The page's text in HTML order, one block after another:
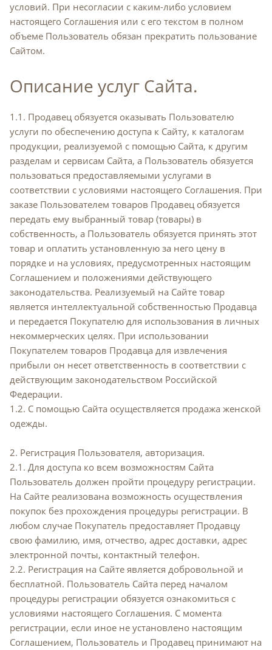
условий. При несогласии с каким-либо условием
настоящего Соглашения или с его текстом в полном
объеме Пользователь обязан прекратить пользование
Сайтом.
Описание услуг Сайта.
1.1. Продавец обязуется оказывать Пользователю
услуги по обеспечению доступа к Сайту, к каталогам
продукции, реализуемой с помощью Сайта, к другим
разделам и сервисам Сайта, а Пользователь обязуется
пользоваться предоставляемыми услугами в
соответствии с условиями настоящего Соглашения. При
заказе Пользователем товаров Продавец обязуется
передать ему выбранный товар (товары) в
собственность, а Пользователь обязуется принять этот
товар и оплатить установленную за него цену в
порядке и на условиях, предусмотренных настоящим
Соглашением и положениями действующего
законодательства. Реализуемый на Сайте товар
является интеллектуальной собственностью Продавца
и передается Покупателю для использования в личных
некоммерческих целях. При использовании
Покупателем товаров Продавца для извлечения
прибыли он несет ответственность в соответствии с
действующим законодательством Российской
Федерации.
1.2. С помощью Сайта осуществляется продажа женской
одежды.
2. Регистрация Пользователя, авторизация.
2.1. Для доступа ко всем возможностям Сайта
Пользователь должен пройти процедуру регистрации.
На Сайте реализована возможность осуществления
покупок без прохождения процедуры регистрации. В
любом случае Покупатель предоставляет Продавцу
свою фамилию, имя, отчество, адрес доставки, адрес
электронной почты, контактный телефон.
2.2. Регистрация на Сайте является добровольной и
бесплатной. Пользователь Сайта перед началом
процедуры регистрации обязуется ознакомиться с
условиями настоящего Соглашения. С момента
регистрации, если иное не установлено настоящим
Соглашением, Пользователь и Продавец принимают на